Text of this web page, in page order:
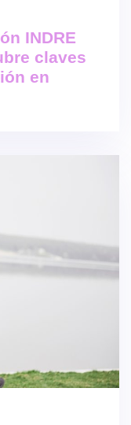
INDRE
claves
en